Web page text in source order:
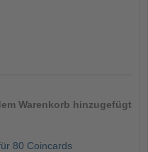
Warenkorb hinzugefügt
80 Coincards